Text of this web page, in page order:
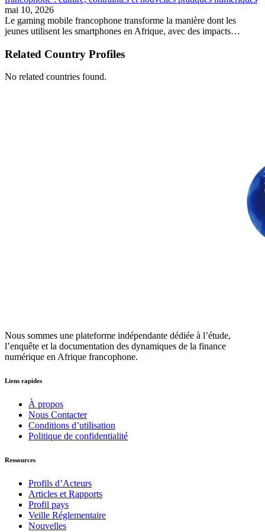
mai 10, 2026
Le gaming mobile francophone transforme la manière dont les
jeunes utilisent les smartphones en Afrique, avec des impacts…
Related Country Profiles
No related countries found.
Nous sommes une plateforme indépendante dédiée à l’étude,
l’enquête et la documentation des dynamiques de la finance
numérique en Afrique francophone.
Liens rapides
À propos
Nous Contacter
Conditions d’utilisation
Politique de confidentialité
Ressources
Profils d’Acteurs
Articles et Rapports
Profil pays
Veille Réglementaire
Nouvelles